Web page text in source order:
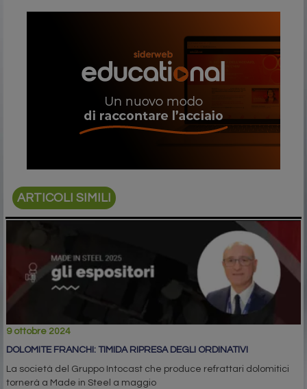
ARTICOLI SIMILI
9 ottobre 2024
DOLOMITE FRANCHI: TIMIDA RIPRESA DEGLI ORDINATIVI
La società del Gruppo Intocast che produce refrattari dolomitici
tornerà a Made in Steel a maggio